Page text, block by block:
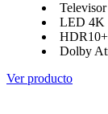
LED 4K
HDR10+
Dolby
Ver producto